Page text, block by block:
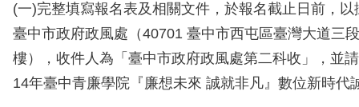
(一)完整填寫報名表及相關文件，於報名截止日前，
臺中市政府政風處（40701 臺中市西屯區臺灣大道三段
樓），收件人為「臺中市政府政風處第二科收」，並
14年臺中青廉學院『廉想未來 誠就非凡』數位新時代